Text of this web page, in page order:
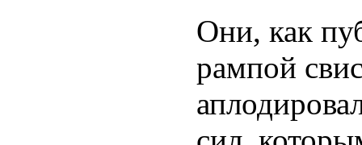
Они, как
рампой